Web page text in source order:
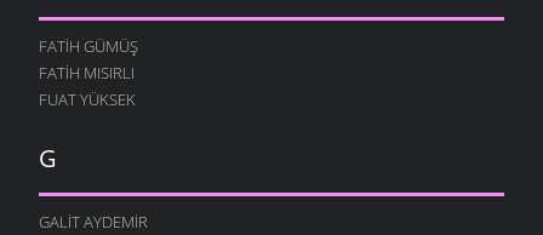
FATIH GÜMÜŞ
FATIH MISIRLI
FUAT YÜKSEK
G
GALIT AYDEMIR